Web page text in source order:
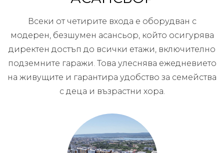
Всеки от четирите входа е оборудван с
модерен, безшумен асансьор, който осигурява
директен достъп до всички етажи, включително
подземните гаражи. Това улеснява ежедневието
на живущите и гарантира удобство за семейства
с деца и възрастни хора.